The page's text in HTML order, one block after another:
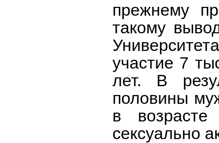
прежнему
такому
участие 7
лет. В
половины
в
сексуально